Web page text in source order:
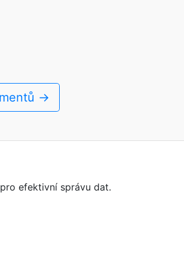
→
efektivní správu dat.